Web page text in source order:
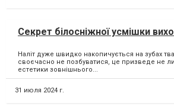
Секрет білосніжної усмішки
Наліт дуже швидко накопичується на зубах
своєчасно не позбуватися, це призведе не
естетики зовнішнього...
31 июля 2024 г.